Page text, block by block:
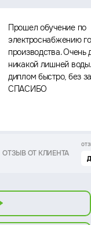
Прошел обучение по
электроснабжению
производства. Очень
никакой лишней
диплом быстро, без
СПАСИБО
ОТЗЫВ ОТ КЛИЕНТА